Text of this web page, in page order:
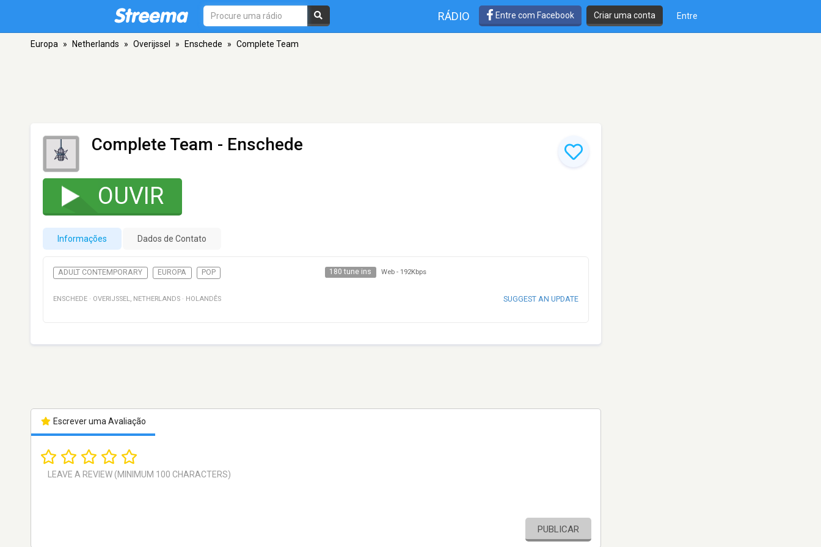
RÁDIO Entre com Facebook Criar uma conta Entre
Europa » Netherlands » Overijssel » Enschede » Complete Team
Complete Team - Enschede
OUVIR
Informações Dados de Contato
ADULT CONTEMPORARY EUROPA POP 180 tune ins Web - 192Kbps
ENSCHEDE · OVERIJSSEL, NETHERLANDS · HOLANDÊS SUGGEST AN UPDATE
Escrever uma Avaliação
PUBLICAR